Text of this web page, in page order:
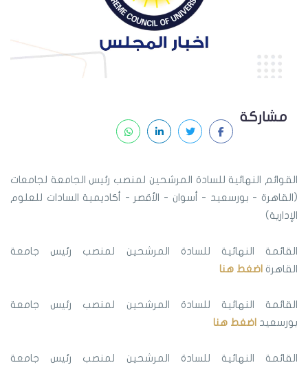
مشاركة
القوائم النهائية للسادة المرشحين لمنصب رئيس الجامعة لجامعات
(القاهرة - بورسعيد - أسوان - الأقصر - أكاديمية السادات للعلوم
الإدارية)
القائمة النهائية للسادة المرشحين لمنصب رئيس جامعة
القاهرة اضغط هنا
القائمة النهائية للسادة المرشحين لمنصب رئيس جامعة
بورسعيد اضغط هنا
القائمة النهائية للسادة المرشحين لمنصب رئيس جامعة